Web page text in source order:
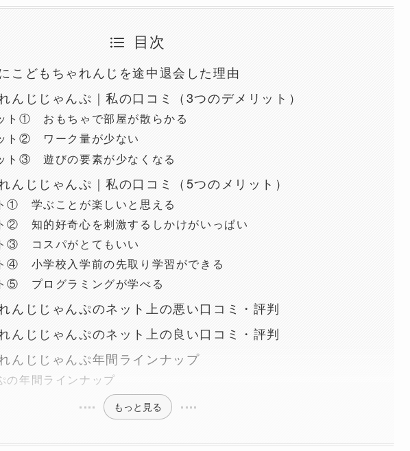
目次
こどもちゃれんじを途中退会した理由
んじじゃんぷ｜私の口コミ（3つのデメリット）
ト① おもちゃで部屋が散らかる
ト② ワーク量が少ない
ト③ 遊びの要素が少なくなる
んじじゃんぷ｜私の口コミ（5つのメリット）
① 学ぶことが楽しいと思える
② 知的好奇心を刺激するしかけがいっぱい
③ コスパがとてもいい
④ 小学校入学前の先取り学習ができる
⑤ プログラミングが学べる
んじじゃんぷのネット上の悪い口コミ・評判
んじじゃんぷのネット上の良い口コミ・評判
んじじゃんぷ年間ラインナップ
の年間ラインナップ
もっと見る